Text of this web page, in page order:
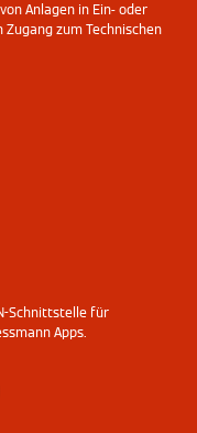
Anlagen in Ein- oder
zum Technischen
Schnittstelle für
Apps.